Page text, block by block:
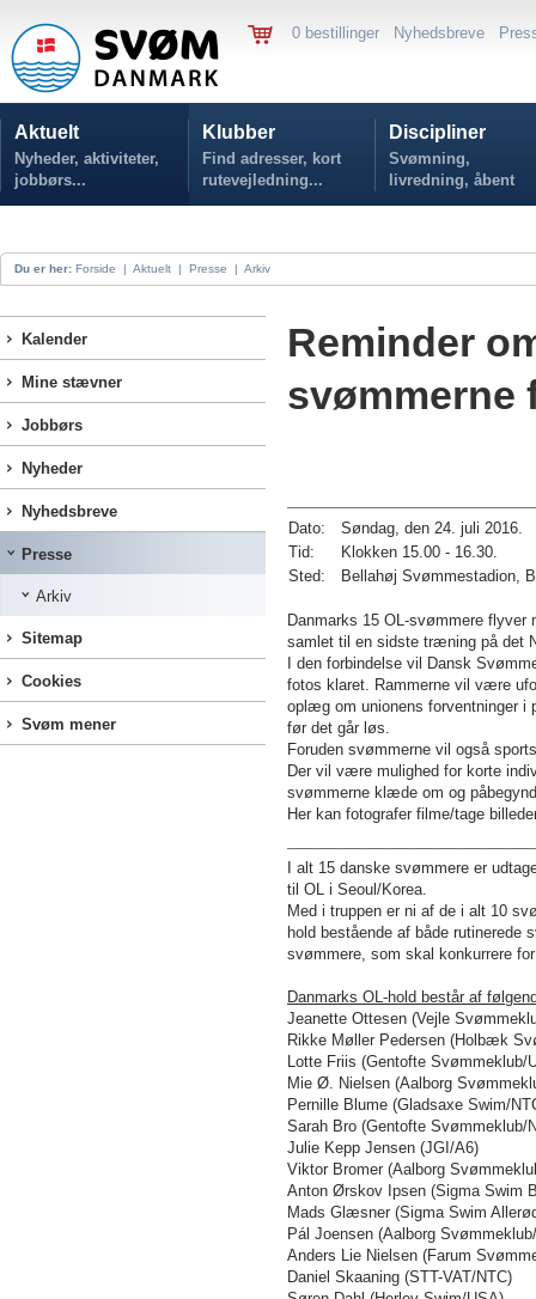
0 bestillinger Nyhedsbreve
Aktuelt
Nyheder, aktiviteter,
jobbørs...
Klubber
Find adresser, kort
rutevejledning...
Discipliner
Svømning,
livredning, åbent
vand...
Du er her: Forside | Aktuelt | Presse | Arkiv
Kalender
Mine stævner
Jobbørs
Nyheder
Nyhedsbreve
Presse
Arkiv
Sitemap
Cookies
Svøm mener
Reminder
svømmerne
Dato:
Søndag, den 24. juli 2016.
Tid:
Klokken 15.00 - 16.30.
Sted:
Bellahøj Svømmestadion,
Danmarks 15 OL-svømmere flyver
samlet til en sidste træning på det
I den forbindelse vil Dansk
fotos klaret. Rammerne vil være
oplæg om unionens forventninger i
før det går løs.
Foruden svømmerne vil også
Der vil være mulighed for korte
svømmerne klæde om og
Her kan fotografer filme/tage
I alt 15 danske svømmere er
til OL i Seoul/Korea.
Med i truppen er ni af de i alt 10
hold bestående af både rutinerede
svømmere, som skal konkurrere
Danmarks OL-hold består af
Jeanette Ottesen (Vejle
Rikke Møller Pedersen (Holbæk
Lotte Friis (Gentofte Svømmeklub/
Mie Ø. Nielsen (Aalborg
Pernille Blume (Gladsaxe Swim/
Sarah Bro (Gentofte Svømmeklub/
Julie Kepp Jensen (JGI/A6)
Viktor Bromer (Aalborg
Anton Ørskov Ipsen (Sigma Swim
Mads Glæsner (Sigma Swim
Pál Joensen (Aalborg
Anders Lie Nielsen (Farum
Daniel Skaaning (STT-VAT/NTC)